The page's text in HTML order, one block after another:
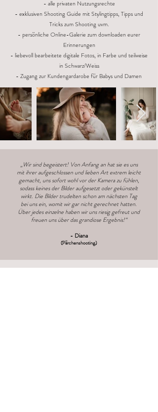
- alle privaten Nutzungsrechte
- exklusiven Shooting Guide mit Stylingtipps, Tipps und
Tricks zum Shooting uvm.
- persönliche Online-Galerie zum downloaden eurer
Erinnerungen
- liebevoll bearbeitete digitale Fotos, in Farbe und teilweise
in Schwarz/Weiss
- Zugang zur Kundengardarobe für Babys und Damen
„Wir sind begeistert! Von Anfang an hat sie es uns
mit ihrer aufgeschlossen und lieben Art extrem leicht
gemacht, uns sofort wohl vor der Kamera zu fühlen,
sodass keines der Bilder aufgesetzt oder gekünstelt
wirkt. Die Bilder trudelten schon am nächsten Tag
bei uns ein, womit wir gar nicht gerechnet hatten.
Über jedes einzelne haben wir uns riesig gefreut und
freuen uns über das grandiose Ergebnis!“
- Diana
(Pärchenshooting)